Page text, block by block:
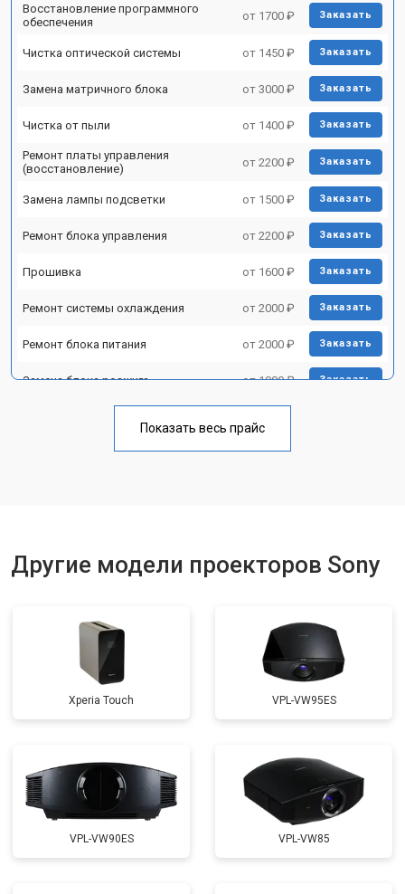
Восстановление программного
обеспечения
от 1700 ₽ Заказать
Чистка оптической системы от 1450 ₽ Заказать
Замена матричного блока от 3000 ₽ Заказать
Чистка от пыли от 1400 ₽ Заказать
Ремонт платы управления
(восстановление)
от 2200 ₽ Заказать
Замена лампы подсветки от 1500 ₽ Заказать
Ремонт блока управления от 2200 ₽ Заказать
Прошивка от 1600 ₽ Заказать
Ремонт системы охлаждения от 2000 ₽ Заказать
Ремонт блока питания от 2000 ₽ Заказать
Замена блока розжига от 1900 ₽ Заказать
Показать весь прайс
Другие модели проекторов Sony
Xperia Touch VPL-VW95ES
VPL-VW90ES VPL-VW85